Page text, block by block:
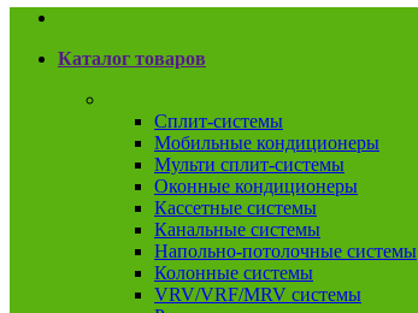
Каталог товаров
Сплит-системы
Мобильные кондиционеры
Мульти сплит-системы
Оконные кондиционеры
Кассетные системы
Канальные системы
Напольно-потолочные системы
Колонные системы
VRV/VRF/MRV системы